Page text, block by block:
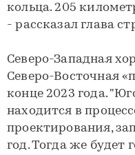
кольца. 205
- рассказал глава
Северо-Западная
Северо-Восточная
конце 2023 года.
находится в
проектирования,
год. Тогда же будет